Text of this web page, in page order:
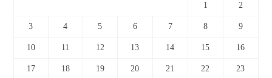
1 2
3 4 5 6 7 8 9
10 11 12 13 14 15 16
17 18 19 20 21 22 23